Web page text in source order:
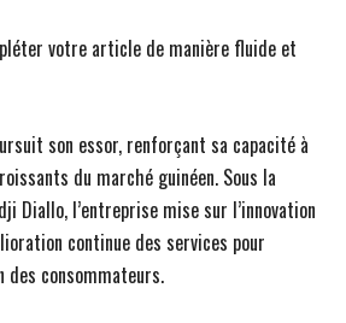
votre article de manière fluide et
son essor, renforçant sa capacité à
du marché guinéen. Sous la
Diallo, l’entreprise mise sur l’innovation
continue des services pour
consommateurs.